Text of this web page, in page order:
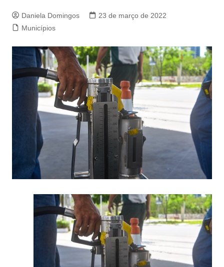
Daniela Domingos
23 de março de 2022
Municípios